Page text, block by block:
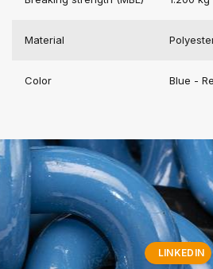
Material
Color Blue -
LINKEDIN